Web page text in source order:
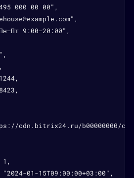
000 00 00",
9:00–20:00",
cdn.bitrix24.ru/b00000000/
01-15T09:00:00+03:00",